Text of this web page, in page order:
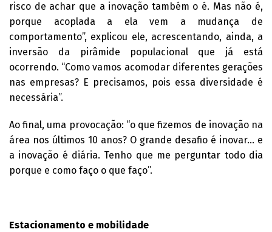
risco de achar que a inovação também o é. Mas não é,
porque acoplada a ela vem a mudança de
comportamento”, explicou ele, acrescentando, ainda, a
inversão da pirâmide populacional que já está
ocorrendo. “Como vamos acomodar diferentes gerações
nas empresas? E precisamos, pois essa diversidade é
necessária”.
Ao final, uma provocação: “o que fizemos de inovação na
área nos últimos 10 anos? O grande desafio é inovar... e
a inovação é diária. Tenho que me perguntar todo dia
porque e como faço o que faço”.
Estacionamento e mobilidade